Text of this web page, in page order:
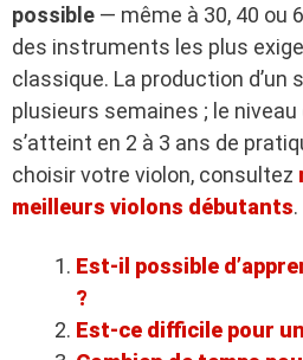
possible — même à 30, 40 ou
des instruments les plus
classique. La production d’un
plusieurs semaines ; le
s’atteint en 2 à 3 ans de
choisir votre violon, consultez
meilleurs violons débutants.
Est-il possible
?
Est-ce difficile pour